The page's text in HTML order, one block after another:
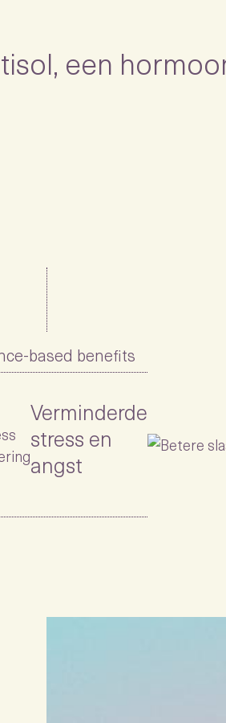
een
based benefits
Verminderde
stress en
angst